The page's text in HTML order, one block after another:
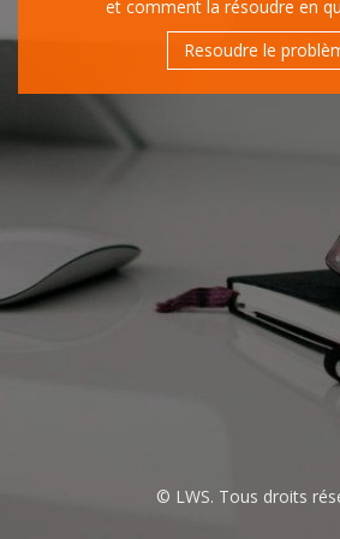
et comment la résoudre en
Resoudre le
© LWS. Tous droits